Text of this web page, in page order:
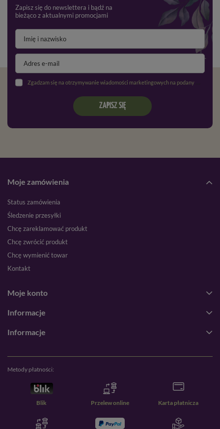
Zapisz się do newslettera i bądź na
bieżąco z aktualnymi promocjami
Zgadzam się na otrzymywanie wiadomości marketingowych na podany adres e-mail oraz przetwarzanie danych osobowych zgodnie z
ZAPISZ SIĘ
Moje zamówienia
Status zamówienia
Śledzenie przesyłki
Chcę zareklamować produkt
Chcę zwrócić produkt
Chcę wymienić towar
Kontakt
Moje konto
Informacje
Informacje
Metody płatności:
Blik Przelew online Karta płatnicza